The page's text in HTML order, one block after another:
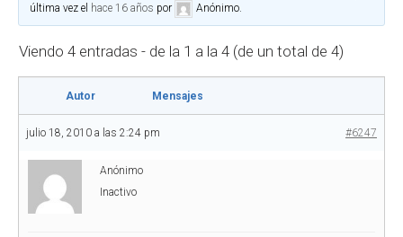
última vez el hace 16 años por Anónimo.
Viendo 4 entradas - de la 1 a la 4 (de un total de 4)
Autor Mensajes
julio 18, 2010 a las 2:24 pm #6247
Anónimo
Inactivo